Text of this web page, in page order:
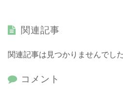
関連記事
関連記事は見つかりませんでした
コメント